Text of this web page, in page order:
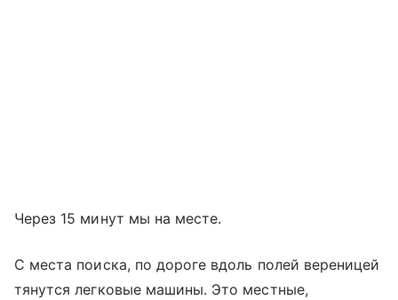
Через 15 минут мы на месте.
С места поиска, по дороге вдоль полей вереницей
тянутся легковые машины. Это местные,